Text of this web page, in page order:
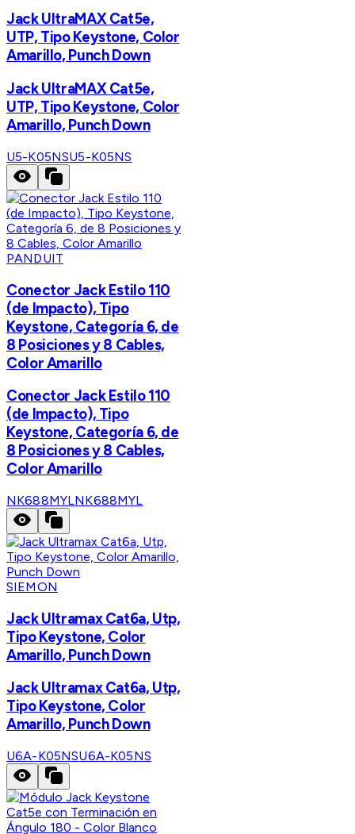
Jack UltraMAX Cat5e,
UTP, Tipo Keystone, Color
Amarillo, Punch Down
Jack UltraMAX Cat5e,
UTP, Tipo Keystone, Color
Amarillo, Punch Down
U5-K05NSU5-K05NS
PANDUIT
Conector Jack Estilo 110
(de Impacto), Tipo
Keystone, Categoría 6, de
8 Posiciones y 8 Cables,
Color Amarillo
Conector Jack Estilo 110
(de Impacto), Tipo
Keystone, Categoría 6, de
8 Posiciones y 8 Cables,
Color Amarillo
NK688MYLNK688MYL
SIEMON
Jack Ultramax Cat6a, Utp,
Tipo Keystone, Color
Amarillo, Punch Down
Jack Ultramax Cat6a, Utp,
Tipo Keystone, Color
Amarillo, Punch Down
U6A-K05NSU6A-K05NS